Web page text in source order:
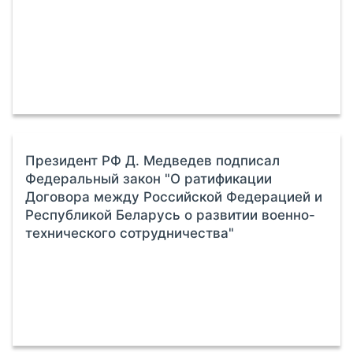
Президент РФ Д. Медведев подписал
Федеральный закон "О ратификации
Договора между Российской Федерацией и
Республикой Беларусь о развитии военно-
технического сотрудничества"